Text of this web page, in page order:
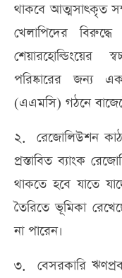
থাকবে আত্মসাৎকৃত
খেলাপিদের
শেয়ারহোল্ডিংয়ের
পরিষ্কারের জন্য
(এএমসি) গঠনে
২. রেজোলিউশন
প্রস্তাবিত ব্যাংক
থাকতে হবে যাতে
তৈরিতে ভূমিকা
না পারেন।
৩. বেসরকারি